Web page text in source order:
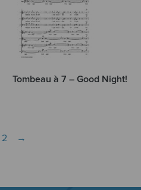
Tombeau à 7 – Good Night!
2 →